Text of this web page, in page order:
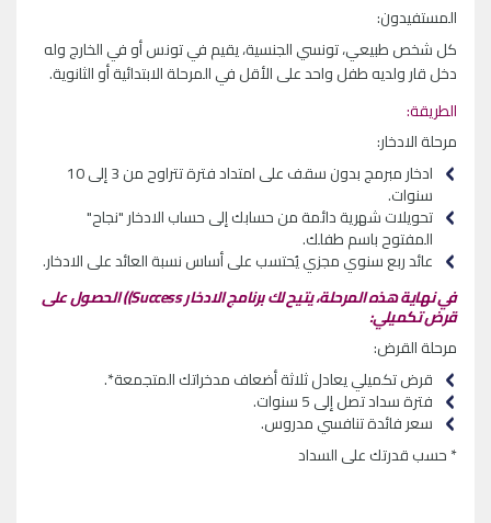
المستفيدون:
كل شخص طبيعي، تونسي الجنسية، يقيم في تونس أو في الخارج وله
دخل قار ولديه طفل واحد على الأقل في المرحلة الابتدائية أو الثانوية.
الطريقة:
مرحلة الادخار:
ادخار مبرمج بدون سقف على امتداد فترة تتراوح من 3 إلى 10
سنوات.
تحويلات شهرية دائمة من حسابك إلى حساب الادخار "نجاح"
المفتوح باسم طفلك.
عائد ربع سنوي مجزي يُحتسب على أساس نسبة العائد على الادخار.
في نهاية هذه المرحلة، يتيح لك برنامجالادخارSuccess)
)الحصول على
قرض تكميلي:
مرحلة القرض:
قرض تكميلي يعادل ثلاثة أضعاف مدخراتك المتجمعة*.
فترة سداد تصل إلى 5 سنوات.
سعر فائدة تنافسي مدروس.
* حسب قدرتك على السداد